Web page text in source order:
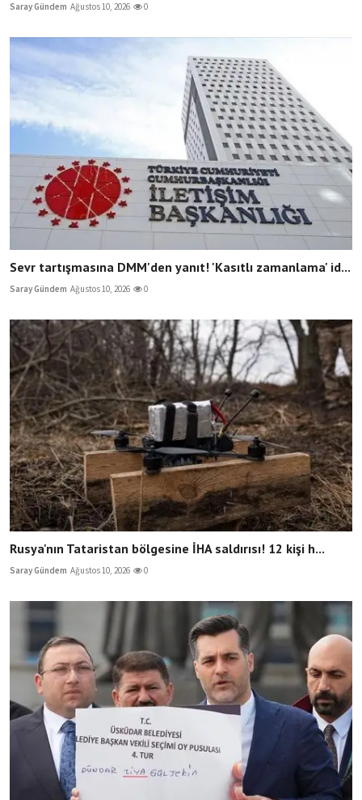
Saray Gündem Ağustos 10, 2026 0
Sevr tartışmasına DMM'den yanıt! 'Kasıtlı zamanlama' id...
Saray Gündem Ağustos 10, 2026 0
Rusya'nın Tataristan bölgesine İHA saldırısı! 12 kişi h...
Saray Gündem Ağustos 10, 2026 0